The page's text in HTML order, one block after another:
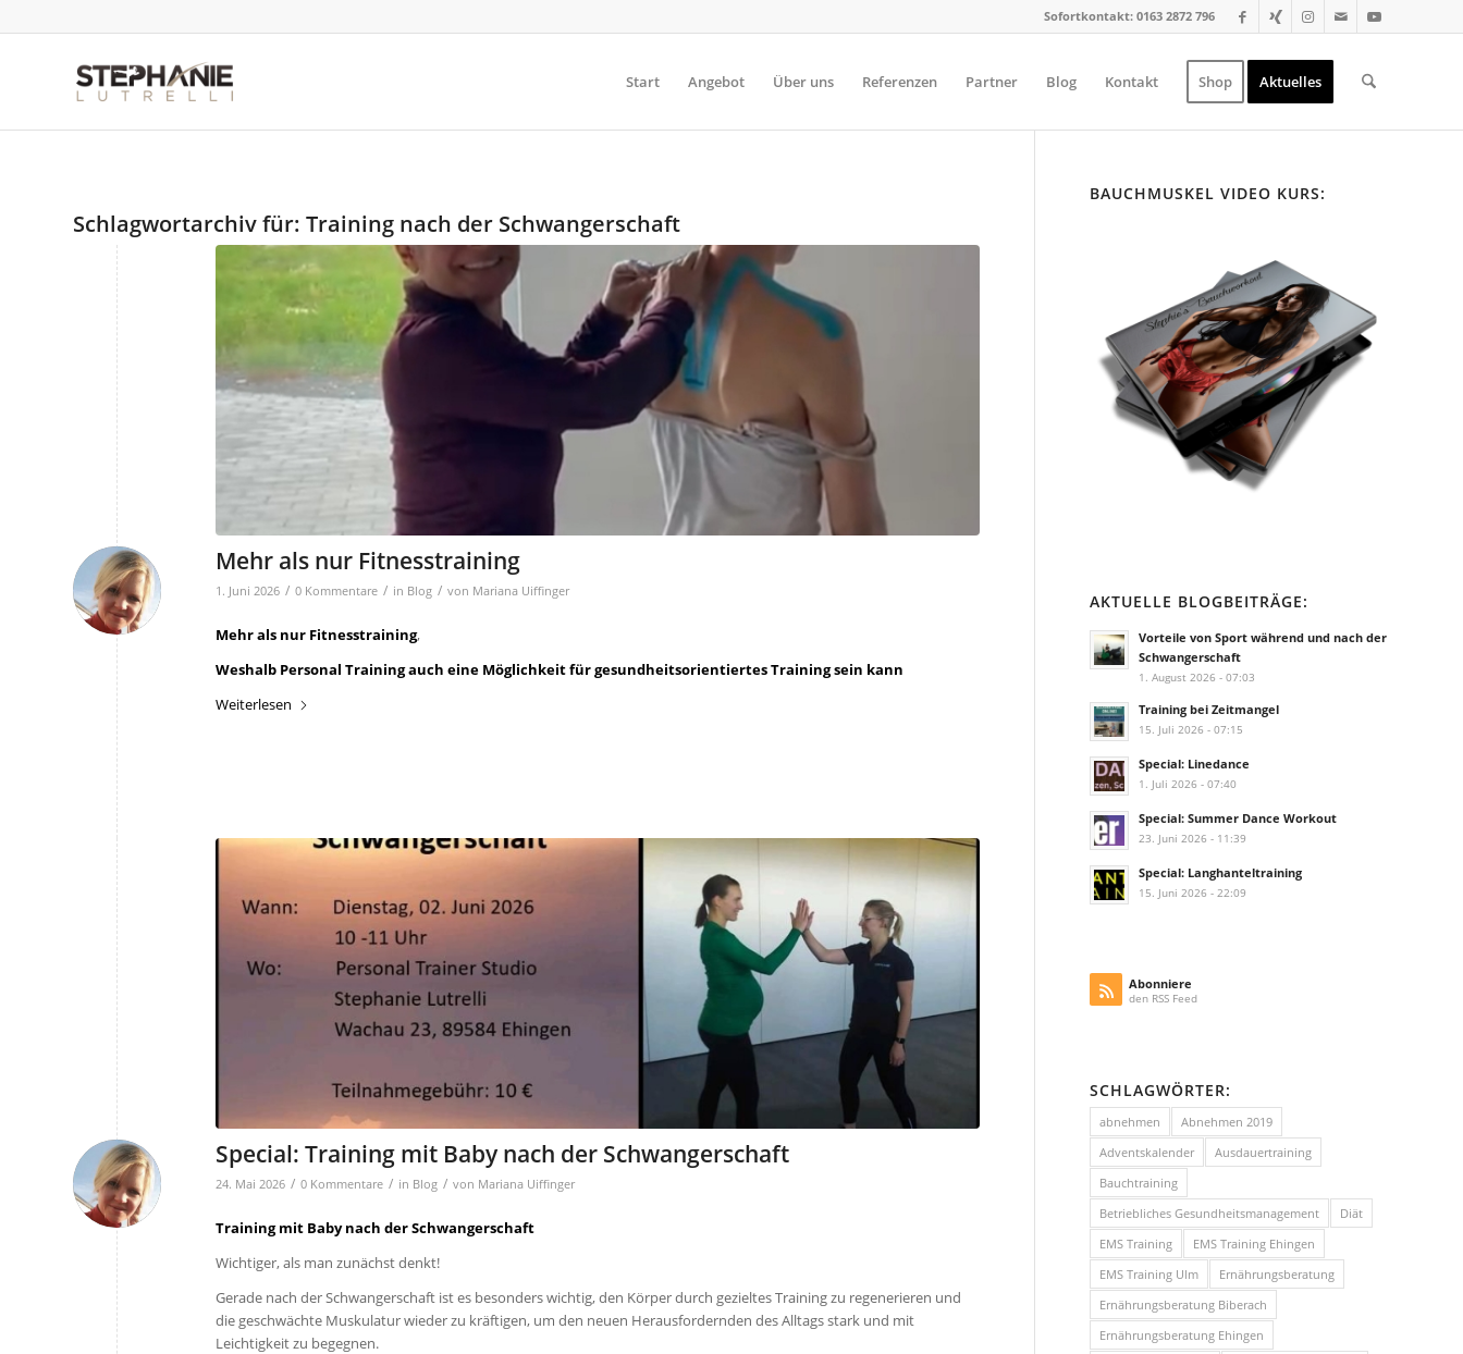
Sofortkontakt: 0163 2872 796
Start Angebot Über uns Referenzen Partner Blog Kontakt Shop Aktuelles
Schlagwortarchiv für: Training nach der Schwangerschaft
Mehr als nur Fitnesstraining
1. Juni 2026 / 0 Kommentare / in Blog / von Mariana Uiffinger
Mehr als nur Fitnesstraining,
Weshalb Personal Training auch eine Möglichkeit für gesundheitsorientiertes Training sein kann
Weiterlesen
Special: Training mit Baby nach der Schwangerschaft
24. Mai 2026 / 0 Kommentare / in Blog / von Mariana Uiffinger
Training mit Baby nach der Schwangerschaft
Wichtiger, als man zunächst denkt!
Gerade nach der Schwangerschaft ist es besonders wichtig, den Körper durch gezieltes Training zu regenerieren und
die geschwächte Muskulatur wieder zu kräftigen, um den neuen Herausfordernden des Alltags stark und mit
Leichtigkeit zu begegnen.
BAUCHMUSKEL VIDEO KURS:
AKTUELLE BLOGBEITRÄGE:
Vorteile von Sport während und nach der
Schwangerschaft
1. August 2026 - 07:03
Training bei Zeitmangel
15. Juli 2026 - 07:15
Special: Linedance
1. Juli 2026 - 07:40
Special: Summer Dance Workout
23. Juni 2026 - 11:39
Special: Langhanteltraining
15. Juni 2026 - 22:09
Abonniere
den RSS Feed
SCHLAGWÖRTER:
abnehmen
Abnehmen 2019
Adventskalender
Ausdauertraining
Bauchtraining
Betriebliches Gesundheitsmanagement
Diät
EMS Training
EMS Training Ehingen
EMS Training Ulm
Ernährungsberatung
Ernährungsberatung Biberach
Ernährungsberatung Ehingen